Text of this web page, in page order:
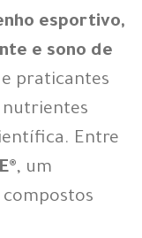
esportivo,
e sono de
praticantes
nutrientes
Entre
, um